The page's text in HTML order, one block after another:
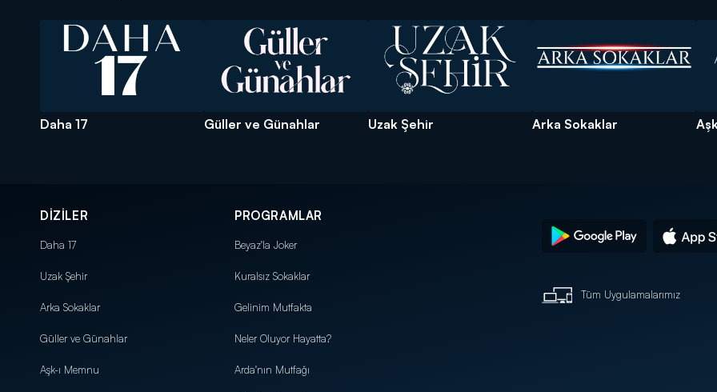
Daha 17 Güller ve Günahlar Uzak Şehir Arka Sokaklar
DİZİLER
Daha 17
Uzak Şehir
Arka Sokaklar
Güller ve Günahlar
Aşk-ı Memnu
PROGRAMLAR
Beyaz'la Joker
Kuralsız Sokaklar
Gelinim Mutfakta
Neler Oluyor Hayatta?
Arda'nın Mutfağı
Tüm Uygulamalarımız